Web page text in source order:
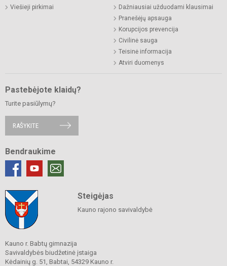
Viešieji pirkimai
Dažniausiai užduodami klausimai
Pranešėjų apsauga
Korupcijos prevencija
Civilinė sauga
Teisinė informacija
Atviri duomenys
Pastebėjote klaidų?
Turite pasiūlymų?
RAŠYKITE
Bendraukime
Steigėjas
Kauno rajono savivaldybė
Kauno r. Babtų gimnazija
Savivaldybės biudžetinė įstaiga
Kėdainių g. 51, Babtai, 54329 Kauno r.